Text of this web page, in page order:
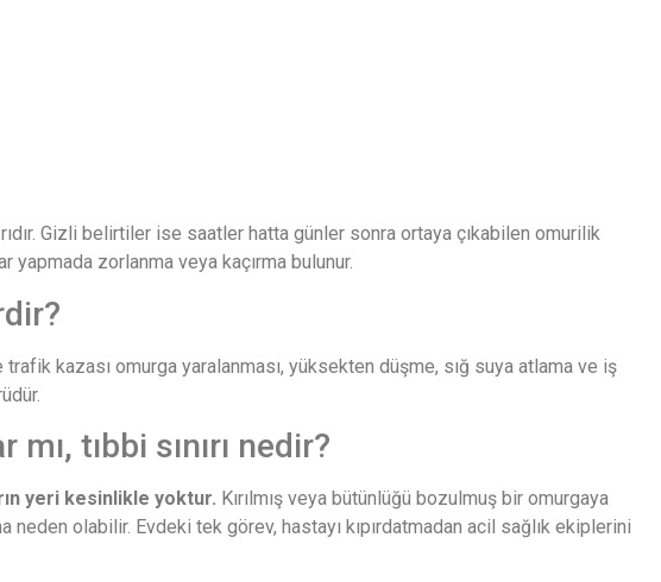
Gizli belirtiler ise saatler hatta günler sonra ortaya çıkabilen omurilik
zorlanma veya kaçırma bulunur.
kazası omurga yaralanması, yüksekten düşme, sığ suya atlama ve iş
tıbbi sınırı nedir?
yeri kesinlikle yoktur. Kırılmış veya bütünlüğü bozulmuş bir omurgaya
olabilir. Evdeki tek görev, hastayı kıpırdatmadan acil sağlık ekiplerini